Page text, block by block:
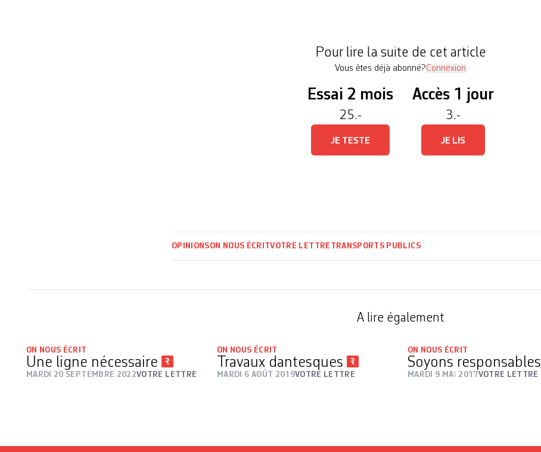
Pour lire la suite de cet article
Vous êtes déjà abonné?Connexion
Essai 2 mois
25.-
JE TESTE
Accès 1 jour
3.-
JE LIS
OPINIONSON NOUS ÉCRITVOTRE LETTRE TRANSPORTS PUBLICS
A lire également
ON NOUS ÉCRIT
Une ligne nécessaire
MARDI 20 SEPTEMBRE 2022VOTRE LETTRE
ON NOUS ÉCRIT
Travaux dantesques
MARDI 6 AOÛT 2019VOTRE LETTRE
ON NOUS ÉCRIT
Soyons responsables
MARDI 9 MAI 2017VOTRE LETTRE